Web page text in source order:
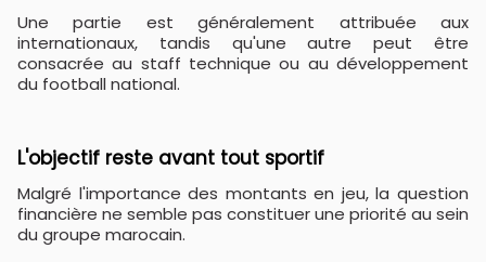
Une partie est généralement attribuée aux
internationaux, tandis qu'une autre peut être
consacrée au staff technique ou au développement
du football national.
L'objectif reste avant tout sportif
Malgré l'importance des montants en jeu, la question
financière ne semble pas constituer une priorité au sein
du groupe marocain.